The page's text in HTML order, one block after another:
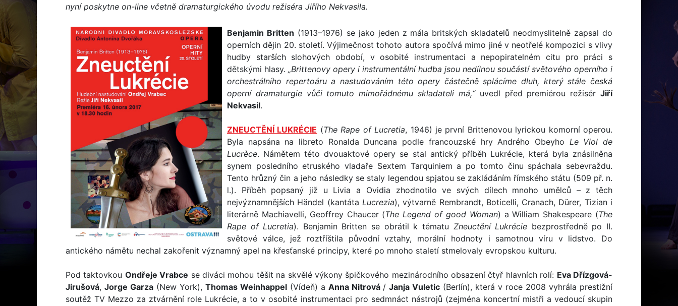
nyní poskytne on-line včetně dramaturgického úvodu režiséra Jiřího Nekvasila.
Benjamin Britten (1913–1976) se jako jeden z mála britských skladatelů neodmyslitelně zapsal do
operních dějin 20. století. Výjimečnost tohoto autora spočívá mimo jiné v neotřelé kompozici s vlivy
hudby starších slohových období, v osobité instrumentaci a nepopiratelném citu pro práci s
dětskými hlasy. „Brittenovy opery i instrumentální hudba jsou nedílnou součástí světového operního i
orchestrálního repertoáru a nastudováním této opery částečně splácíme dluh, který stále česká
operní dramaturgie vůči tomuto mimořádnému skladateli má,“uvedl před premiérou režisérJiří
Nekvasil.
ZNEUCTĚNÍ LUKRÉCIE (The Rape of Lucretia, 1946) je první Brittenovou lyrickou komorní operou.
Byla napsána na libreto Ronalda Duncana podle francouzské hry Andrého Obeyho Le Viol de
Lucrèce. Námětem této dvouaktové opery se stal antický příběh Lukrécie, která byla znásilněna
synem posledního etruského vladaře Sextem Tarquiniem a po tomto činu spáchala sebevraždu.
Tento hrůzný čin a jeho následky se staly legendou spjatou se zakládáním římského státu (509 př. n.
l.). Příběh popsaný již u Livia a Ovidia zhodnotilo ve svých dílech mnoho umělců – z těch
nejvýznamnějších Händel (kantáta Lucrezia), výtvarně Rembrandt, Boticelli, Cranach, Dürer, Tizian i
literárně Machiavelli, Geoffrey Chaucer (The Legend of good Woman) a William Shakespeare (The
Rape of Lucretia). Benjamin Britten se obrátil k tématu Zneuctění Lukrécie bezprostředně po II.
světové válce, jež roztříštila původní vztahy, morální hodnoty i samotnou víru v lidstvo. Do
antického námětu nechal zakořenit významný apel na křesťanské principy, které po mnoho staletí stmelovaly evropskou kulturu.
Pod taktovkou Ondřeje Vrabce se diváci mohou těšit na skvělé výkony špičkového mezinárodního obsazení čtyř hlavních rolí: Eva Dřízgová-
Jirušová, Jorge Garza(New York), Thomas Weinhappel(Vídeň) a Anna Nitrová/Janja Vuletic (Berlín), která v roce 2008 vyhrála prestižní
soutěž TV Mezzo za ztvárnění role Lukrécie, a to v osobité instrumentaci pro sedmnáct nástrojů (zejména koncertní mistři a vedoucí skupin